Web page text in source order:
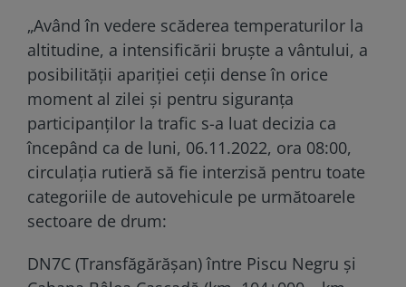
„Având în vedere scăderea temperaturilor la
altitudine, a intensificării bruște a vântului, a
posibilității apariției ceții dense în orice
moment al zilei și pentru siguranța
participanților la trafic s-a luat decizia ca
începând ca de luni, 06.11.2022, ora 08:00,
circulația rutieră să fie interzisă pentru toate
categoriile de autovehicule pe următoarele
sectoare de drum:
DN7C (Transfăgărășan) între Piscu Negru și